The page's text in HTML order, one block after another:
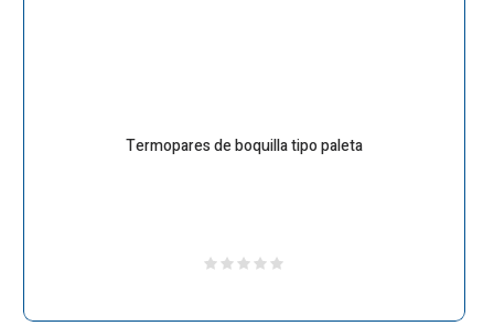
Termopares de boquilla tipo paleta